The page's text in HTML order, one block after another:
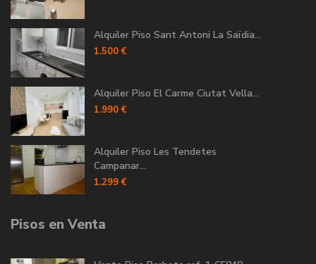
Alquiler Piso Sant Antoni La Saïdia...
1.500 €
Alquiler Piso El Carme Ciutat Vella...
1.990 €
Alquiler Piso Les Tendetes
Campanar...
1.299 €
Pisos en Venta